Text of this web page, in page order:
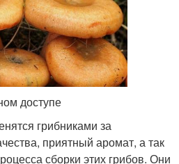
доступе
грибниками за
приятный аромат, а так
сборки этих грибов. Они